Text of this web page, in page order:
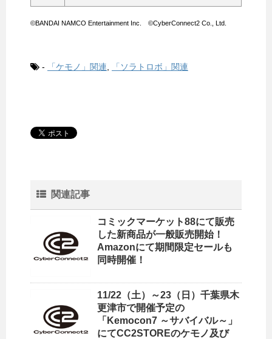
©BANDAI NAMCO Entertainment Inc. ©CyberConnect2 Co., Ltd.
- 「ケモノ」関連 「ソラトロボ」関連
関連記事
コミックマーケット88にて販売
した新商品が一般販売開始！
Amazonにて期間限定セールも
同時開催！
11/22（土）～23（日）千葉県木
更津市で開催予定の
「Kemocon7 ～サバイバル～」
にてCC2STOREのケモノ及び